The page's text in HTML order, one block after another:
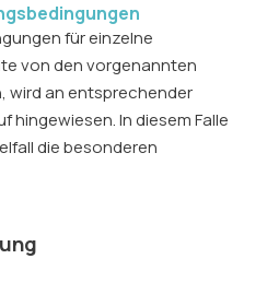
für einzelne
von den vorgenannten
wird an entsprechender
hingewiesen. In diesem Falle
die besonderen